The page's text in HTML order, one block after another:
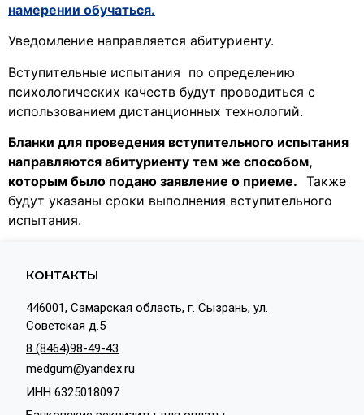
намерении обучаться.
Уведомление направляется абитуриенту.
Вступительные испытания по определению
психологических качеств будут проводиться с
использованием дистанционных технологий.
Бланки для проведения вступительного испытания
направляются абитуриенту тем же способом,
которым было подано заявление о приеме. Также
будут указаны сроки выполнения вступительного
испытания.
КОНТАКТЫ
446001, Самарская область, г. Сызрань, ул.
Советская д.5
8 (8464)98-49-43
medgum@yandex.ru
ИНН 6325018097